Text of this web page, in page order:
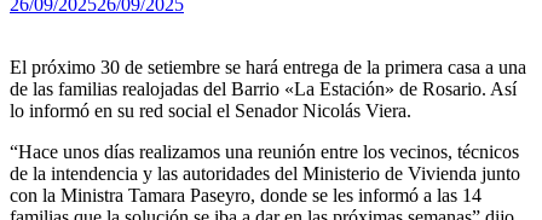
El próximo 30 de setiembre se hará entrega de la primera casa a una
de las familias realojadas del Barrio «La Estación» de Rosario. Así
lo informó en su red social el Senador Nicolás Viera.
“Hace unos días realizamos una reunión entre los vecinos, técnicos
de la intendencia y las autoridades del Ministerio de Vivienda junto
con la Ministra Tamara Paseyro, donde se les informó a las 14